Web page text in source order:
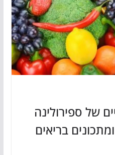
של ספירולינה
בריאים